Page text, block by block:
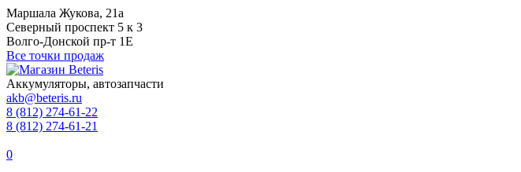
Маршала Жукова, 21а
Северный проспект 5 к 3
Волго-Донской пр-т 1Е
Все точки продаж
Аккумуляторы, автозапчасти
akb@beteris.ru
8 (812) 274-61-22
8 (812) 274-61-21
0